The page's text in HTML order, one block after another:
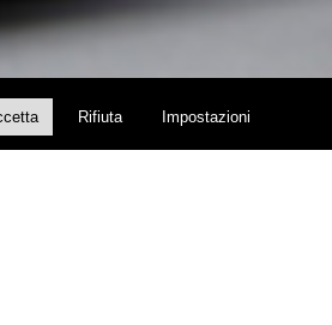
Rifiuta Impostazioni